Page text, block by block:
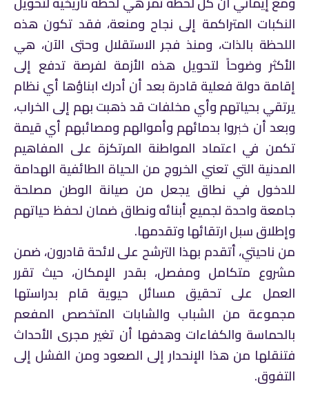
النكبات المتراكمة إلى نجاح ومنعة، فقد تكون هذه
اللحظة بالذات، ومنذ فجر الاستقلال وحتى الآن، هي
الأكثر وضوحاً لتحويل هذه الأزمة لفرصة تدفع إلى
إقامة دولة فعلية قادرة بعد أن أدرك ابناؤها أي نظام
يرتقي بحياتهم وأي مخلفات قد ذهبت بهم إلى الخراب،
وبعد أن خبروا بدمائهم وأموالهم ومصائبهم أي قيمة
تكمن في اعتماد المواطنة المرتكزة على المفاهيم
المدنية التي تعني الخروج من الحياة الطائفية الهدامة
للدخول في نطاق يجعل من صيانة الوطن مصلحة
جامعة واحدة لجميع أبنائه ونطاق ضمان لحفظ حياتهم
وإطلاق سبل ارتقائها وتقدمها.
من ناحيتي، أتقدم بهذا الترشح على لائحة قادرون، ضمن
مشروع متكامل ومفصل، بقدر الإمكان، حيث تقرر
العمل على تحقيق مسائل حيوية قام بدراستها
مجموعة من الشباب والشابات المتخصص المفعم
بالحماسة والكفاءات وهدفها أن تغير مجرى الأحداث
فتنقلها من هذا الإنحدار إلى الصعود ومن الفشل إلى
التفوق.